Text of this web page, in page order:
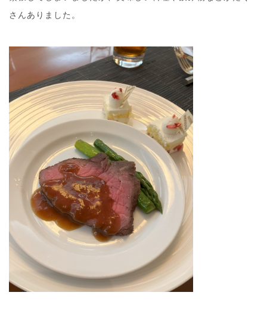
さんありました。